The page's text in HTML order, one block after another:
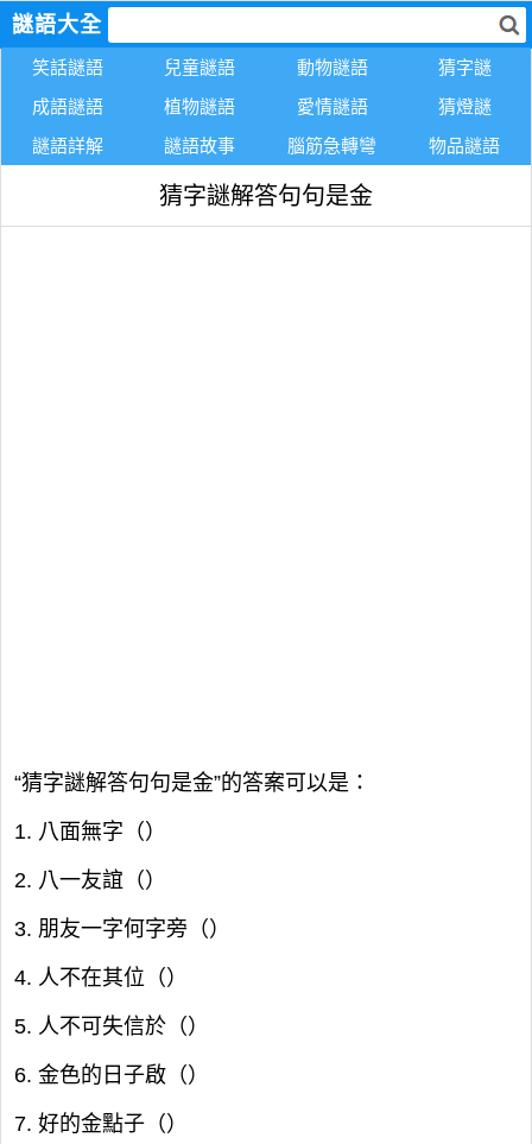
謎語大全
笑話謎語 兒童謎語 動物謎語
猜字謎
成語謎語
植物謎語 愛情謎語
猜燈謎
謎語詳解
謎語故事 腦筋急轉彎 物品謎語
猜字謎解答句句是金
“猜字謎解答句句是金”的答案可以是：
1. 八面無字（）
2. 八一友誼（）
3. 朋友一字何字旁（）
4. 人不在其位（）
5. 人不可失信於（）
6. 金色的日子啟（）
7. 好的金點子（）